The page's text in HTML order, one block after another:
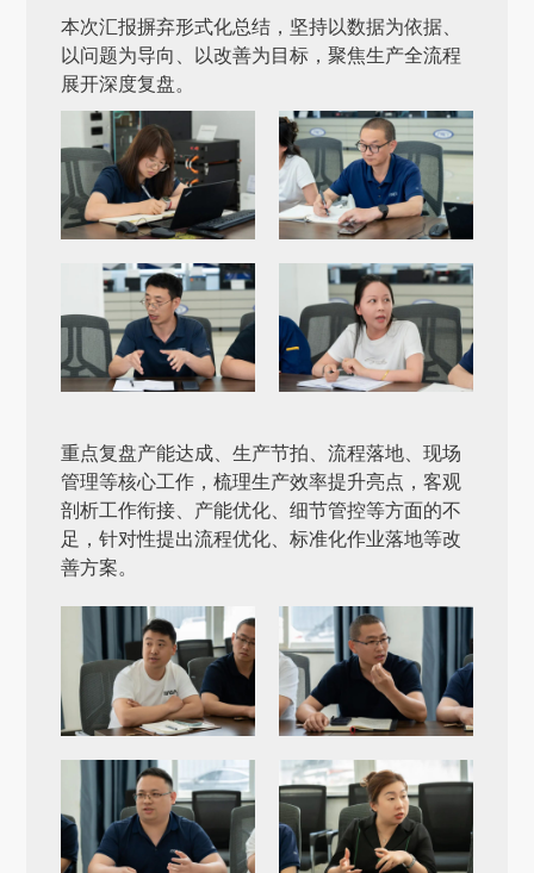
本次汇报摒弃形式化总结，坚持以数据为依据、
以问题为导向、以改善为目标，聚焦生产全流程
展开深度复盘。
重点复盘产能达成、生产节拍、流程落地、现场
管理等核心工作，梳理生产效率提升亮点，客观
剖析工作衔接、产能优化、细节管控等方面的不
足，针对性提出流程优化、标准化作业落地等改
善方案。